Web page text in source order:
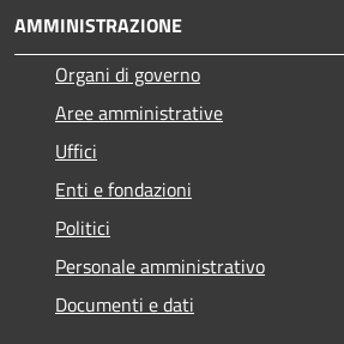
AMMINISTRAZIONE
Organi di governo
Aree amministrative
Uffici
Enti e fondazioni
Politici
Personale amministrativo
Documenti e dati